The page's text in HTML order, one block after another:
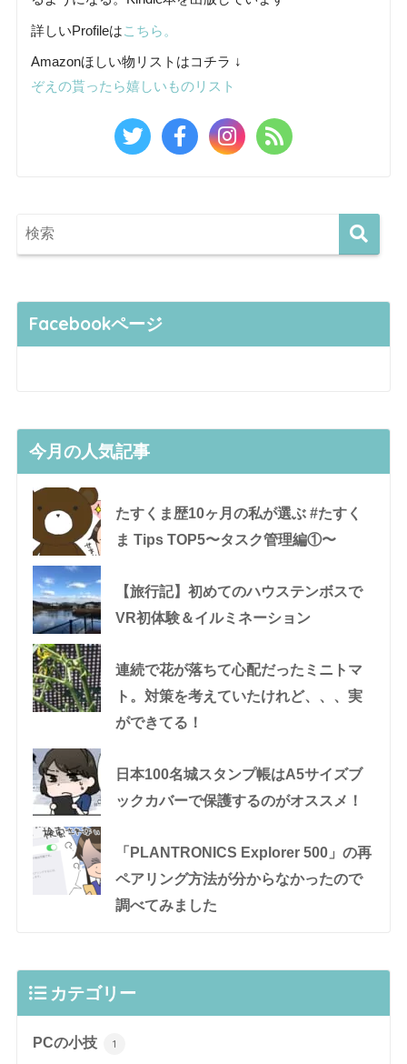
詳しいProfileはこちら。
Amazonほしい物リストはコチラ ↓
ぞえの貰ったら嬉しいものリスト
Facebookページ
今月の人気記事
たすくま歴10ヶ月の私が選ぶ #たすく
ま Tips TOP5〜タスク管理編①〜
【旅行記】初めてのハウステンボスで
VR初体験＆イルミネーション
連続で花が落ちて心配だったミニトマ
ト。対策を考えていたけれど、、、実
ができてる！
日本100名城スタンプ帳はA5サイズブ
ックカバーで保護するのがオススメ！
「PLANTRONICS Explorer 500」の再
ペアリング方法が分からなかったので
調べてみました
カテゴリー
PCの小技 1